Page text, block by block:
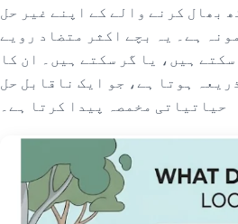
بھال کرنے والے کے اپنے غیر حل
ہے۔ یہ بچے اکثر متضاد رویے
ہیں، یا گر سکتے ہیں۔ ان کا
ہوتا ہے، جو ایک ناقابل حل
حیاتیاتی مخمصہ پیدا کرتا ہے۔